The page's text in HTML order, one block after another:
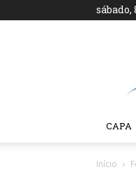
sábado,
CAPA
Início